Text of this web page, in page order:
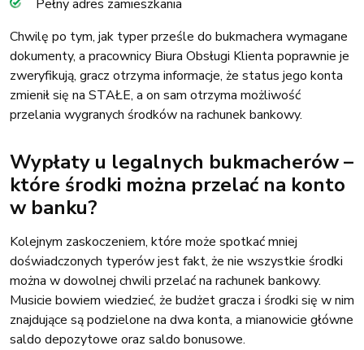
Pełny adres zamieszkania
Chwilę po tym, jak typer prześle do bukmachera wymagane
dokumenty, a pracownicy Biura Obsługi Klienta poprawnie je
zweryfikują, gracz otrzyma informacje, że status jego konta
zmienił się na STAŁE, a on sam otrzyma możliwość
przelania wygranych środków na rachunek bankowy.
Wypłaty u legalnych bukmacherów –
które środki można przelać na konto
w banku?
Kolejnym zaskoczeniem, które może spotkać mniej
doświadczonych typerów jest fakt, że nie wszystkie środki
można w dowolnej chwili przelać na rachunek bankowy.
Musicie bowiem wiedzieć, że budżet gracza i środki się w nim
znajdujące są podzielone na dwa konta, a mianowicie główne
saldo depozytowe oraz saldo bonusowe.